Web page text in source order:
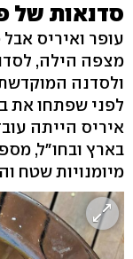
סדנאות של
עופר ואיריס
מצפה הילה,
ולסדנה
לפני שפתחו את
איריס הייתה
בארץ ובחו"ל,
מיומנויות שטח